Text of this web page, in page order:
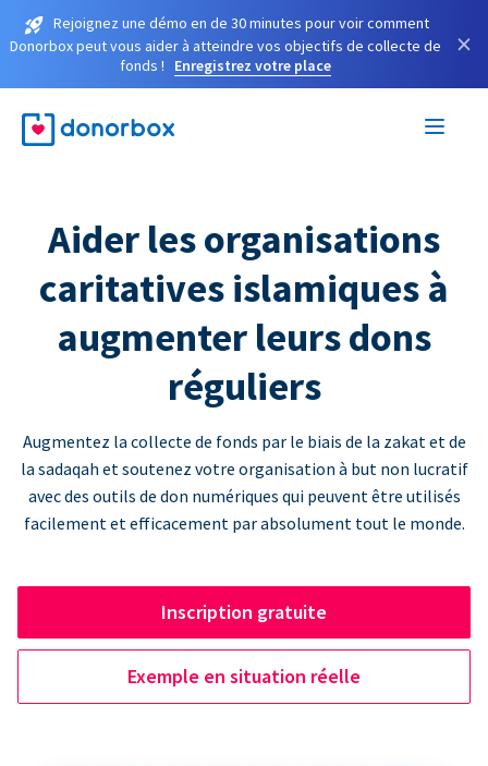
Rejoignez une démo en de 30 minutes pour voir comment
Donorbox peut vous aider à atteindre vos objectifs de collecte de
fonds !
Enregistrez votre place
×
Aider les organisations
caritatives islamiques à
augmenter leurs dons
réguliers
Augmentez la collecte de fonds par le biais de la zakat et de
la sadaqah et soutenez votre organisation à but non lucratif
avec des outils de don numériques qui peuvent être utilisés
facilement et efficacement par absolument tout le monde.
Inscription gratuite
Exemple en situation réelle